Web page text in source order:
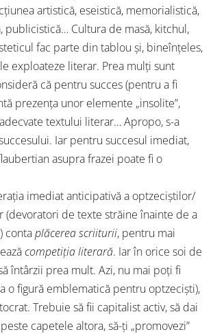
artistică, eseistică, memorialistică,
publicistică… Cultura de masă, kitchul,
fac parte din tablou şi, bineînţeles,
exploateze literar. Prea mulţi sunt
că pentru succes (pentru a fi
prezenţa unor elemente „insolite”,
textului literar… Apropo, s-a
Iar pentru succesul imediat,
asupra frazei poate fi o
imediat anticipativă a optzeciştilor/
(devoratori de texte străine înainte de a
contaplăcerea scriiturii, pentru mai
competiţia literară. Iar în orice soi de
întârzii prea mult. Azi, nu mai poţi fi
o figură emblematică pentru optzecişti),
Trebuie să fii capitalist activ, să dai
capetele altora, să-ţi „promovezi”